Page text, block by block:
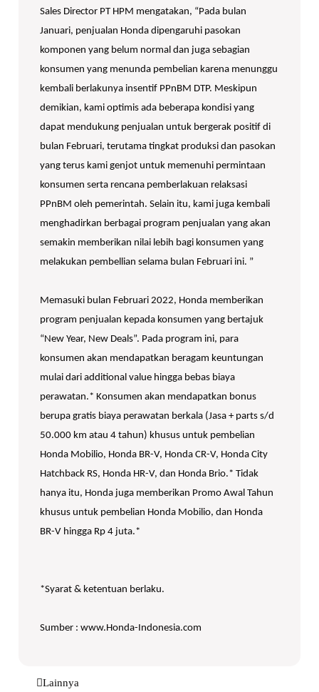
Sales Director PT HPM mengatakan, “Pada bulan
Januari, penjualan Honda dipengaruhi pasokan
komponen yang belum normal dan juga sebagian
konsumen yang menunda pembelian karena menunggu
kembali berlakunya insentif PPnBM DTP. Meskipun
demikian, kami optimis ada beberapa kondisi yang
dapat mendukung penjualan untuk bergerak positif di
bulan Februari, terutama tingkat produksi dan pasokan
yang terus kami genjot untuk memenuhi permintaan
konsumen serta rencana pemberlakuan relaksasi
PPnBM oleh pemerintah. Selain itu, kami juga kembali
menghadirkan berbagai program penjualan yang akan
semakin memberikan nilai lebih bagi konsumen yang
melakukan pembellian selama bulan Februari ini. ”
Memasuki bulan Februari 2022, Honda memberikan
program penjualan kepada konsumen yang bertajuk
“New Year, New Deals”. Pada program ini, para
konsumen akan mendapatkan beragam keuntungan
mulai dari additional value hingga bebas biaya
perawatan.* Konsumen akan mendapatkan bonus
berupa gratis biaya perawatan berkala (Jasa + parts s/d
50.000 km atau 4 tahun) khusus untuk pembelian
Honda Mobilio, Honda BR-V, Honda CR-V, Honda City
Hatchback RS, Honda HR-V, dan Honda Brio.* Tidak
hanya itu, Honda juga memberikan Promo Awal Tahun
khusus untuk pembelian Honda Mobilio, dan Honda
BR-V hingga Rp 4 juta.*
*Syarat & ketentuan berlaku.
Sumber : www.Honda-Indonesia.com
Lainnya